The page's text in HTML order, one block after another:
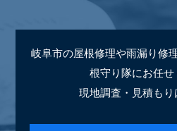
岐阜市の屋根修理や雨漏り修
根守り隊にお任せ
現地調査・見積もり